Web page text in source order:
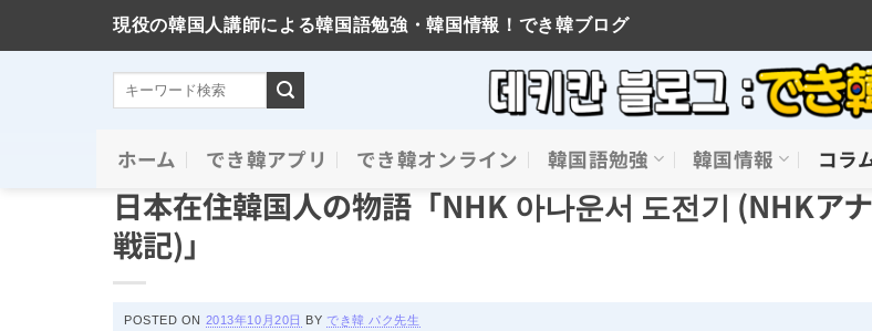
現役の韓国人講師による韓国語勉強・韓国情報！でき韓ブログ
ホーム でき韓アプリ でき韓オンライン 韓国語勉強 韓国情報 コラ
コラム＆ニュース
日本在住韓国人の物語「NHK 아나운서 도전기 (NHKア
戦記)」
POSTED ON 2013年10月20日 BY でき韓 パク先生